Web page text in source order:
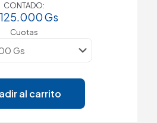
CONTADO:
Gs
Cuotas
al carrito